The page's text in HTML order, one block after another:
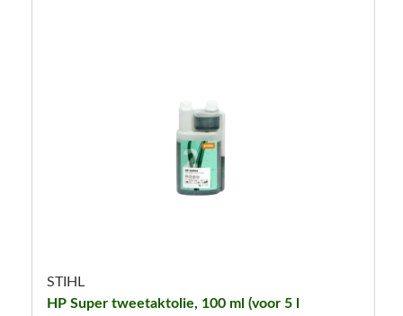
STIHL
HP Super tweetaktolie, 100 ml (voor 5 l